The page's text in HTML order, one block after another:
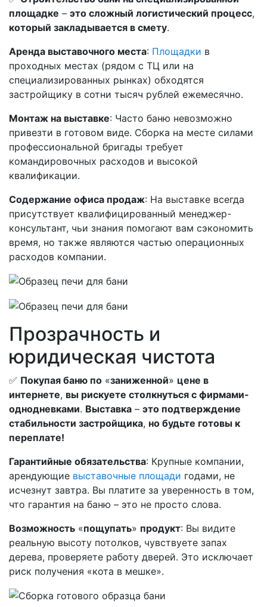
площадке – это сложный логистический процесс,
который закладывается в смету.
Аренда выставочного места: Площадки в
проходных местах (рядом с ТЦ или на
специализированных рынках) обходятся
застройщику в сотни тысяч рублей ежемесячно.
Монтаж на выставке: Часто баню невозможно
привезти в готовом виде. Сборка на месте силами
профессиональной бригады требует
командировочных расходов и высокой
квалификации.
Содержание офиса продаж: На выставке всегда
присутствует квалифицированный менеджер-
консультант, чьи знания помогают вам сэкономить
время, но также являются частью операционных
расходов компании.
Прозрачность и
юридическая чистота
✅ Покупая баню по «заниженной» цене в
интернете, вы рискуете столкнуться с фирмами-
однодневками. Выставка – это подтверждение
стабильности застройщика, но будьте готовы к
переплате!
Гарантийные обязательства: Крупные компании,
арендующие выставочные площади годами, не
исчезнут завтра. Вы платите за уверенность в том,
что гарантия на баню – это не просто слова.
Возможность «пощупать» продукт: Вы видите
реальную высоту потолков, чувствуете запах
дерева, проверяете работу дверей. Это исключает
риск получения «кота в мешке».